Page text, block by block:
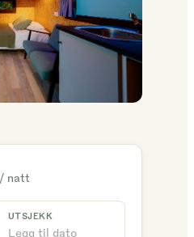
/ natt
UTSJEKK
Legg til dato